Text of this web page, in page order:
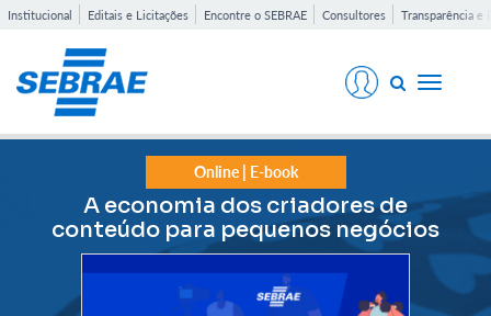
Institucional Editais e Licitações Encontre o SEBRAE Consultores Transparência e
Toggle
Online | E-book
A economia dos criadores de
conteúdo para pequenos negócios